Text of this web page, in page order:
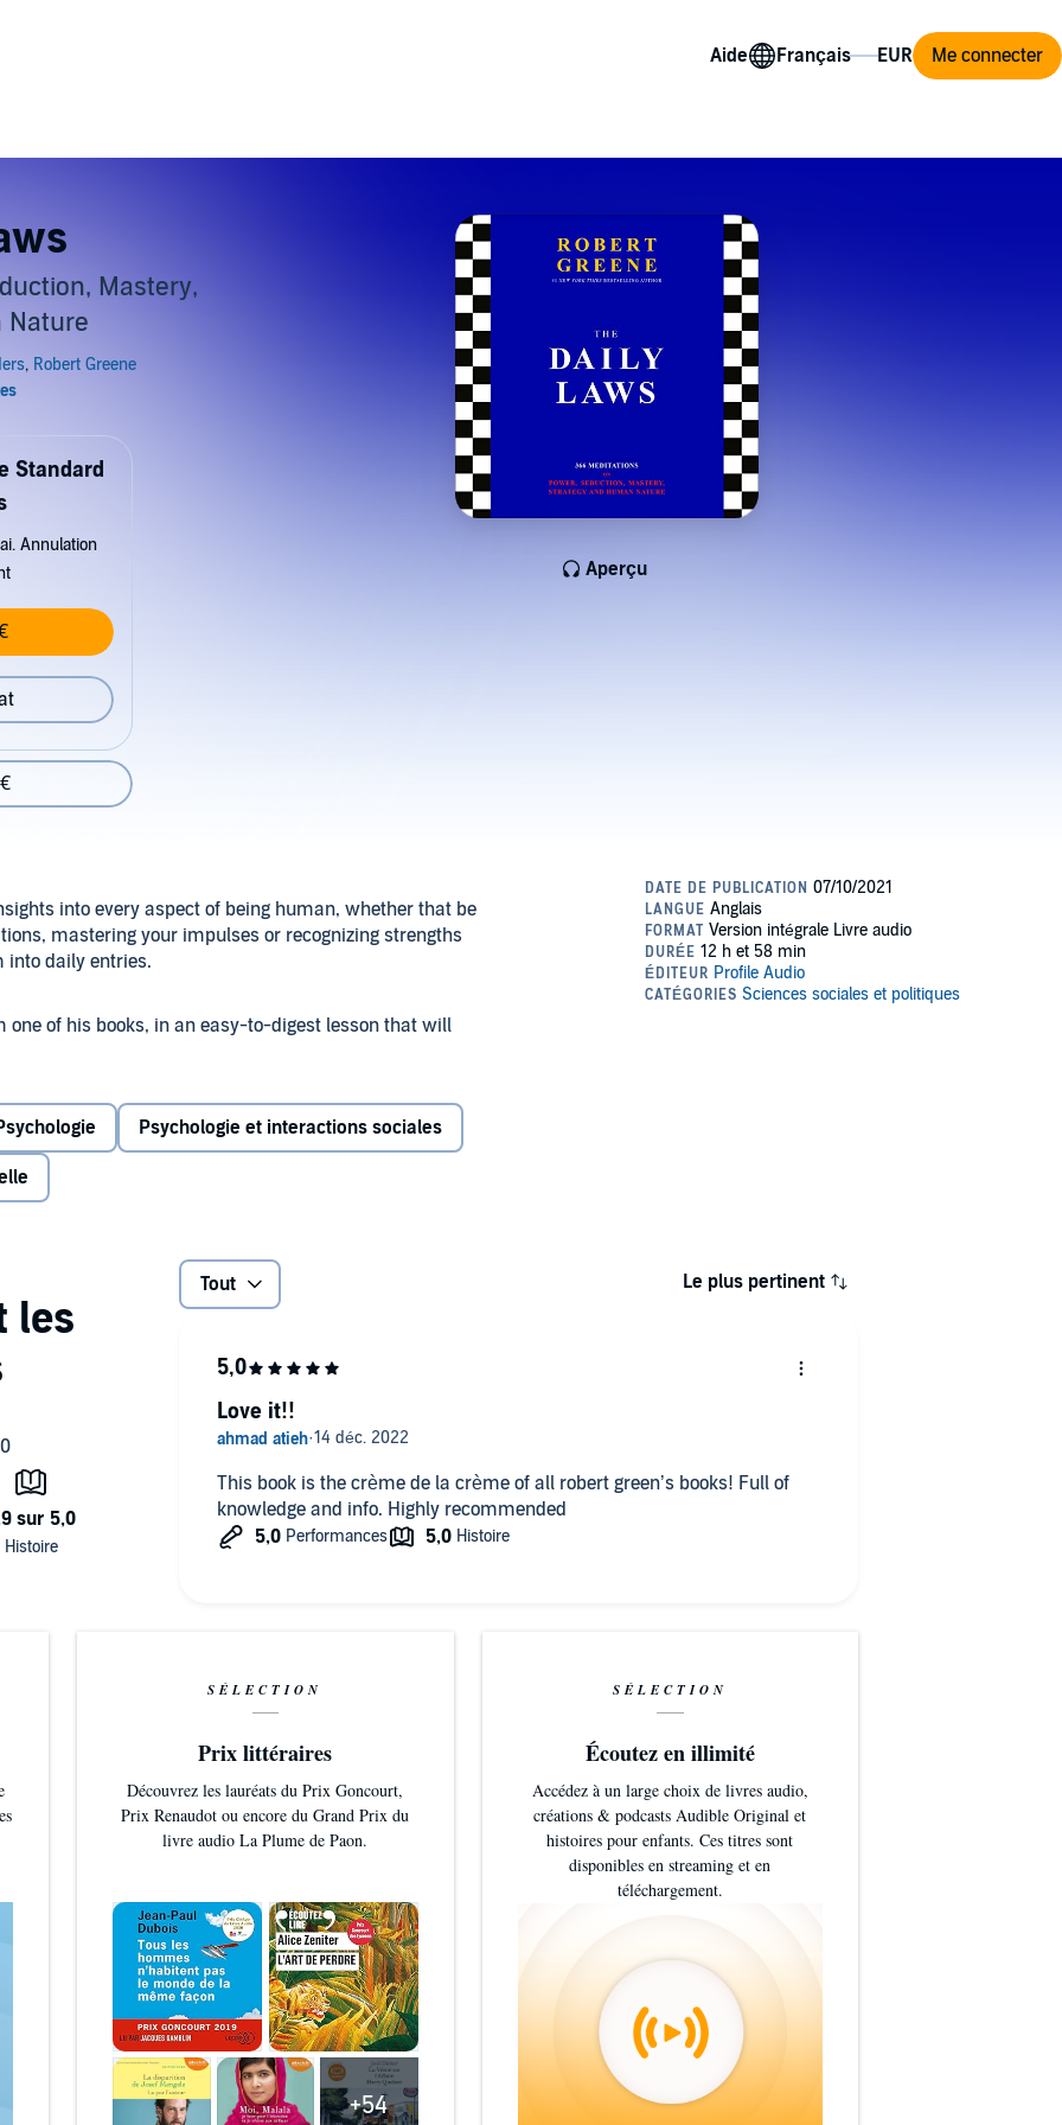
Aide Me connecter
Mastery,
Nature
Aperçu
Standard
Annulation
into every aspect of being human, whether that be
mastering your impulses or recognizing strengths
daily entries.
of his books, in an easy-to-digest lesson that will
- a prescription or prompt for the listener to
those new to Greene's penetrating insight but it will
understand and internalize the many lessons that fill
re-understanding power, seduction, strategy,
Psychologie et interactions sociales
Tout Le plus pertinent
This book is the crème de la crème of all robert green’s books! Full of
knowledge and info. Highly recommended
Love it!!
SÉLECTION
Prix littéraires
Découvrez les lauréats du Prix Goncourt,
Prix Renaudot ou encore du Grand Prix du
livre audio La Plume de Paon.
+54
SÉLECTION
Écoutez en illimité
Accédez à un large choix de livres audio,
créations & podcasts Audible Original et
histoires pour enfants. Ces titres sont
disponibles en streaming et en
téléchargement.